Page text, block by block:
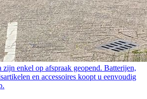
zijn enkel op afspraak geopend. Batterijen,
en accessoires koopt u eenvoudig